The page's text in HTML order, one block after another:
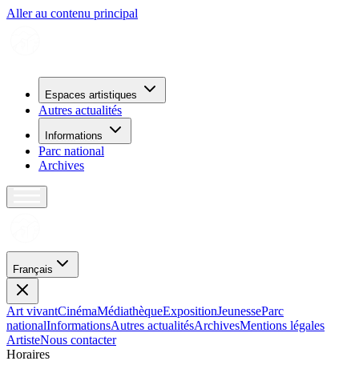
Aller au contenu principal
Espaces artistiques
Autres actualités
Informations
Parc national
Archives
Français
Art vivantCinémaMédiathèqueExpositionJeunesseParc
nationalInformationsAutres actualitésArchivesMentions légales
ArtisteNous contacter
Horaires